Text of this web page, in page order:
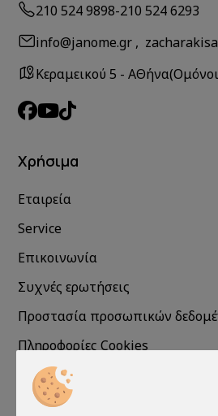
210 524 9898-210 524 6293
info@janome.gr ,
Κεραμεικού 5 -
Χρήσιμα
Εταιρεία
Service
Επικοινωνία
Συχνές ερωτήσεις
Προστασία προσωπικών
Πληροφορίες Cookies
Πληροφορίες